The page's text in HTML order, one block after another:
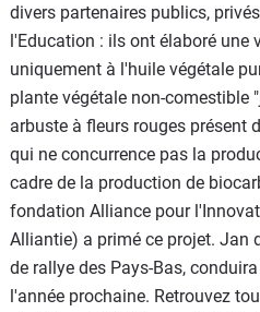
divers partenaires publics,
l'Education : ils ont élaboré
uniquement à l'huile végétale
plante végétale non-comestible
arbuste à fleurs rouges présent
qui ne concurrence pas la
cadre de la production de
fondation Alliance pour
Alliantie) a primé ce projet. Jan
de rallye des Pays-Bas,
l'année prochaine. Retrouvez